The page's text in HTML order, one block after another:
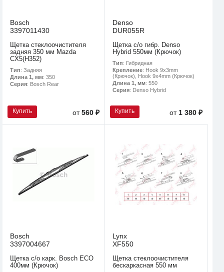
Bosch
3397011430
Щетка стеклоочистителя
задняя 350 мм Mazda
CX5(H352)
Тип: Задняя
Длина 1, мм: 350
Серия: Bosch Rear
Купить от560 ₽
Denso
DUR055R
Щетка с/о гибр. Denso
Hybrid 550мм (Крючок)
Тип: Гибридная
Крепление: Hook 9x3mm
(Крючок), Hook 9x4mm (Крючок)
Длина 1, мм: 550
Серия: Denso Hybrid
Купить от 1 380 ₽
Bosch
3397004667
Щетка с/о карк. Bosch ECO
400мм (Крючок)
Lynx
XF550
Щетка стеклоочистителя
бескаркасная 550 мм